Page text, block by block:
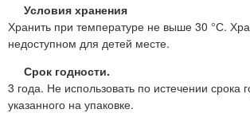
Условия хранения
Хранить при температуре не выше 30 °С.
недоступном для детей месте.
Срок годности.
3 года. Не использовать по истечении срока
указанного на упаковке.